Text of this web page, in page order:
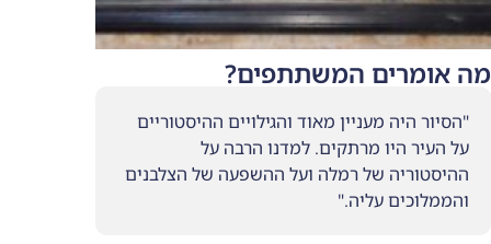
והגילויים ההיסטוריים
למדנו הרבה על
ועל ההשפעה של הצלבנים